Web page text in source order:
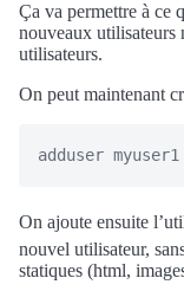
Ça va permettre à ce
nouveaux utilisateurs
utilisateurs.
On peut maintenant
On ajoute ensuite
nouvel utilisateur,
statiques (html,